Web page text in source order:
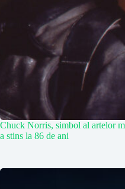
Chuck Norris, simbol al artelor
a stins la 86 de ani